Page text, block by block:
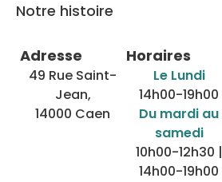
Notre histoire
Adresse
49 Rue Saint-
Jean,
14000 Caen
Horaires
Le Lundi
14h00-19h00
Du mardi au
samedi
10h00-12h30 |
14h00-19h00